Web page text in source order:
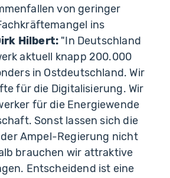
von geringer
ins
Hilbert: "In Deutschland
aktuell knapp 200.000
in Ostdeutschland. Wir
für die Digitalisierung. Wir
für die Energiewende
Sonst lassen sich die
Ampel-Regierung nicht
brauchen wir attraktive
Entscheidend ist eine